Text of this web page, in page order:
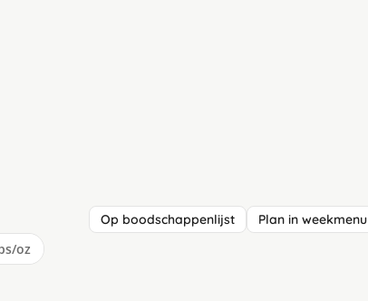
Op boodschappenlijst Plan in weekmenu
oz